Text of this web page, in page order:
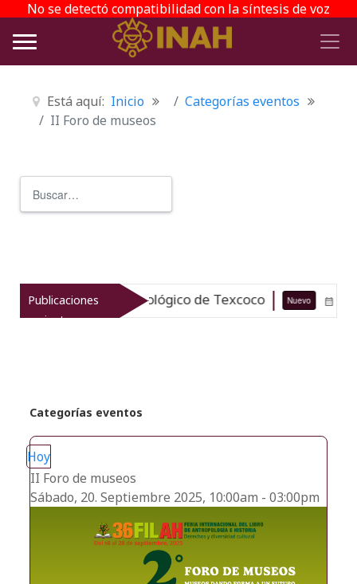
No se detectó compatibilidad con la síntesis de voz
Está aquí: Inicio
Categorías eventos
II Foro de museos
Publicaciones
recientes
el patrimonio arqueológico de Texcoco Nuevo 07-
Categorías eventos
Hoy
II Foro de museos
Sábado, 20. Septiembre 2025, 10:00am - 03:00pm